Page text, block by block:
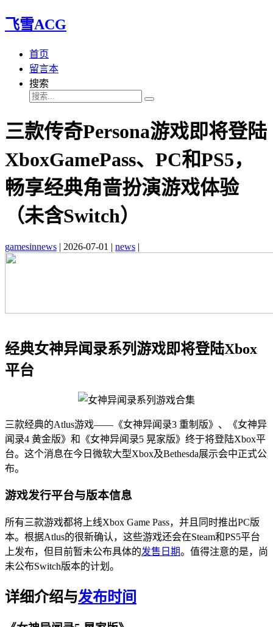
飞雪ACG
首页
留言本
搜索
三款传奇Persona游戏即将登陆
XboxGamePass、PC和PS5，
畅享经典角啬扮演游戏体验
（未含Switch）
gamesinnews | 2026-07-01 | news |
经典女神异闻录系列游戏即将登陆Xbox
平台
三款经典的Atlus游戏——《女神异闻录3 重制版》、《女神异
闻录4 黄金版》和《女神异闻录5 晃家版》终于将登陆Xbox平
台。这个消息在今日微软大型Xbox及Bethesda展示会中正式公
布。
游戏发行平台与版本信息
所有三款游戏都将上线Xbox Game Pass，并且同时推出PC版
本。根据Atlus的很新确认，这些游戏还会在Steam和PS5平台
上发布，但目前暂未公布具体的发售日期。值得注意的是，尚
未公布Switch版本的计划。
详细介绍与发布时间